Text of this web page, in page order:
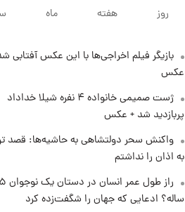
۲۱ ساعت پیش
چهارشنبه ۱۴ مرداد + جدول
۱ روز پیش
تولید سایپا؛ نام خودرو،
مشارکت چند درصد است؟
روز هفته ماه
بازیگر فیلم اخراجی‌ها با این عکس آفتابی
عکس
ژست صمیمی خانواده ۴ نفره شیلا خداداد
پربازدید شد + عکس
واکنش سحر دولتشاهی به حاشیه‌ها: قصد
به اذان را نداشتم
راز طول عمر
ساله؟ ادعایی که جهان را شگفت‌زده کرد